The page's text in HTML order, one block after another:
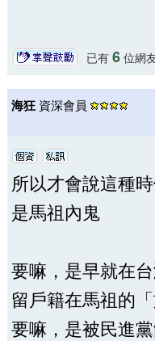
已有 6位網
海狂 資深會員
所以才會說這種
是馬祖內鬼
要嘛，是早就在
留戶籍在馬祖的「
要嘛，是被民進